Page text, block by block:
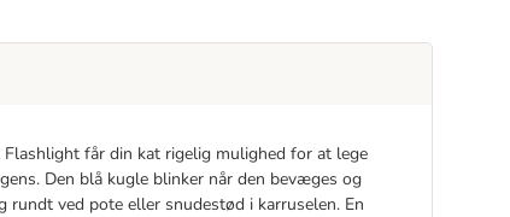
får din kat rigelig mulighed for at lege
Den blå kugle blinker når den bevæges og
ved pote eller snudestød i karruselen. En